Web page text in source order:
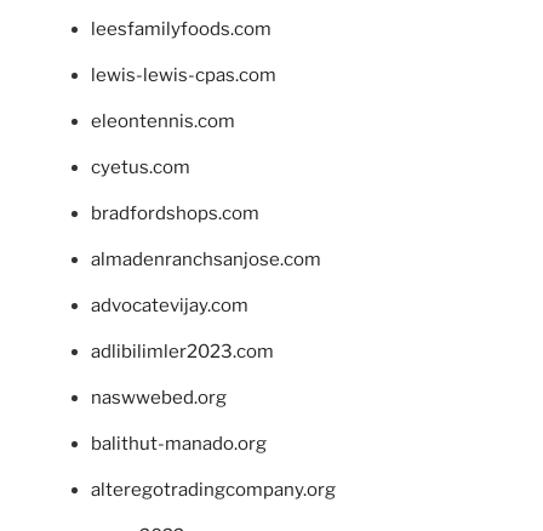
leesfamilyfoods.com
lewis-lewis-cpas.com
eleontennis.com
cyetus.com
bradfordshops.com
almadenranchsanjose.com
advocatevijay.com
adlibilimler2023.com
naswwebed.org
balithut-manado.org
alteregotradingcompany.org